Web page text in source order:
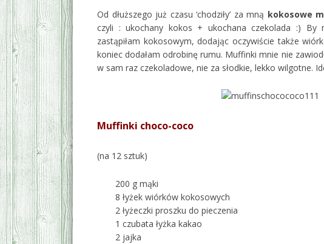
Od dłuższego już czasu ‘chodziły’ za mną kokosowe
czyli : ukochany kokos + ukochana czekolada :) By
zastąpiłam kokosowym, dodając oczywiście także
koniec dodałam odrobinę rumu. Muffinki mnie nie
w sam raz czekoladowe, nie za słodkie, lekko wilgotne.
Muffinki choco-coco
(na 12 sztuk)
200 g mąki
8 łyżek wiórków kokosowych
2 łyżeczki proszku do pieczenia
1 czubata łyżka kakao
2 jajka